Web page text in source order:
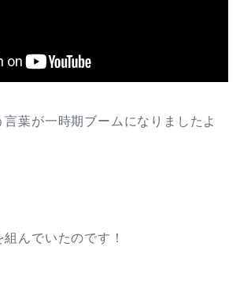
葉が一時期ブームになりましたよ
んでいたのです！